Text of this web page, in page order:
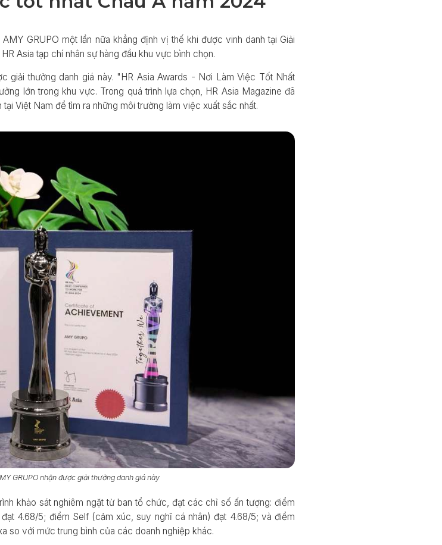
GRUPO một lần nữa khẳng định vị thế khi được vinh danh tại Giải
Asia tạp chí nhân sự hàng đầu khu vực bình chọn.
giải thưởng danh giá này. "HR Asia Awards - Nơi Làm Việc Tốt Nhất
lớn trong khu vực. Trong quá trình lựa chọn, HR Asia Magazine đã
Việt Nam để tìm ra những môi trường làm việc xuất sắc nhất.
GRUPO nhận được giải thưởng danh giá này
khảo sát nghiêm ngặt từ ban tổ chức, đạt các chỉ số ấn tượng: điểm
4.68/5; điểm Self (cảm xúc, suy nghĩ cá nhân) đạt 4.68/5; và điểm
so với mức trung bình của các doanh nghiệp khác.